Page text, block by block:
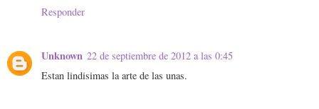
Responder
Unknown 22 de septiembre de 2012 a las 0:45
Estan lindisimas la arte de las unas.